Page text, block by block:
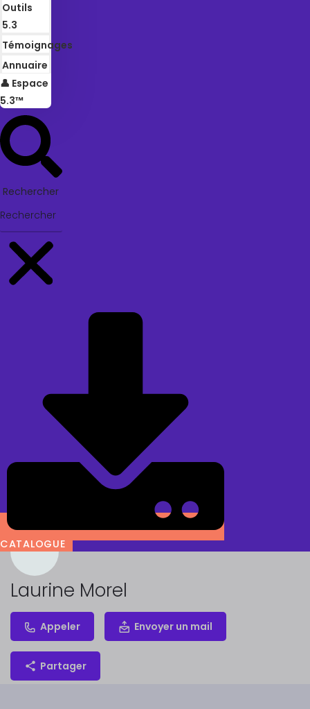
Outils
5.3
Témoignages
Annuaire
👤 Espace
5.3™
Rechercher
CATALOGUE
Laurine Morel
Appeler Envoyer un mail
Partager